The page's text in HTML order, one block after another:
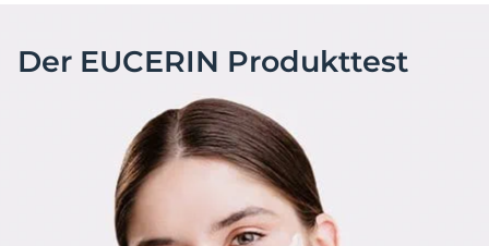
Der EUCERIN Produkttest